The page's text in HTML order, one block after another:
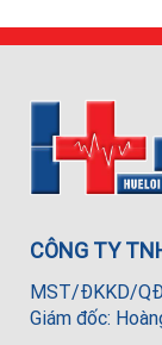
CÔNG TY
MST/ĐKKD/
Giám đốc: